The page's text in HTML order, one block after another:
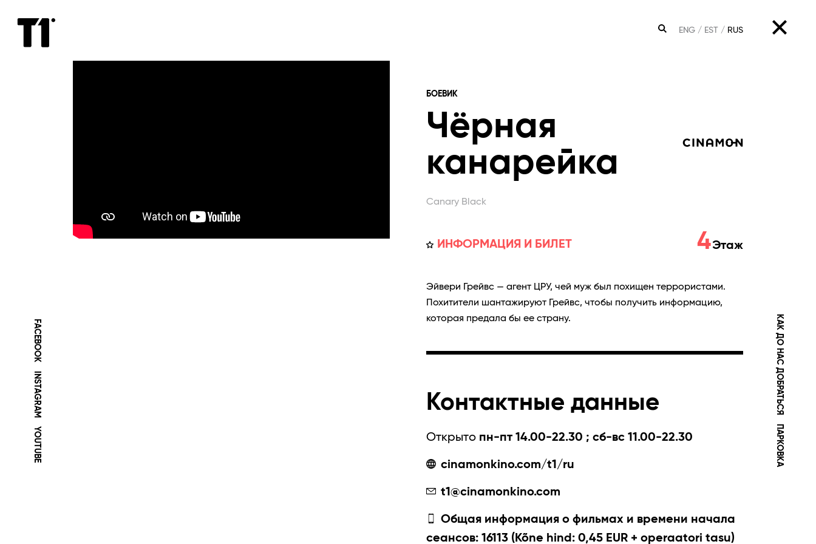
ПОИСК
ENG EST RUS
FACEBOOK
INSTAGRAM
YOUTUBE
КАК ДО НАС ДОБРАТЬСЯ
ПАРКОВКА
БОЕВИК
Чёрная
канарейка
Canary Black
ИНФОРМАЦИЯ И БИЛЕТ 4Этаж
Эйвери Грейвс — агент ЦРУ, чей муж был похищен террористами.
Похитители шантажируют Грейвс, чтобы получить информацию,
которая предала бы ее страну.
Контактные данные
Открыто пн-пт 14.00-22.30 ; сб-вс 11.00-22.30
cinamonkino.com/t1/ru
t1@cinamonkino.com
Общая информация о фильмах и времени начала
сеансов: 16113 (Kõne hind: 0,45 EUR + operaatori tasu)